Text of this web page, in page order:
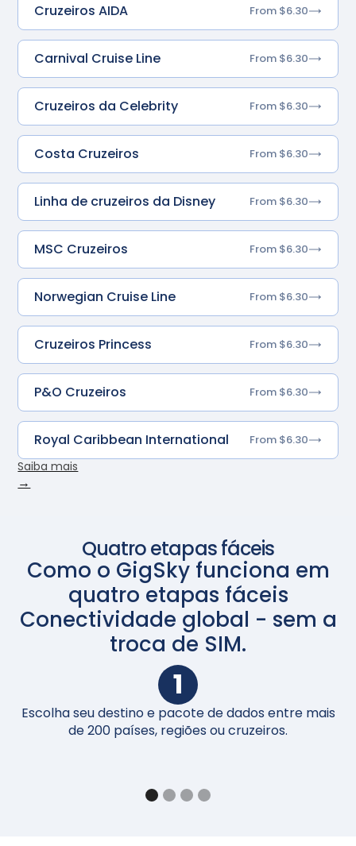
Cruzeiros AIDA
From $6.30
Carnival Cruise Line From $6.30
Cruzeiros da Celebrity From $6.30
Costa Cruzeiros From $6.30
Linha de cruzeiros da Disney From $6.30
MSC Cruzeiros From $6.30
Norwegian Cruise Line From $6.30
Cruzeiros Princess From $6.30
P&O Cruzeiros From $6.30
Royal Caribbean International From $6.30
Saiba mais
→
Quatro etapas fáceis
Como o GigSky funciona em
quatro etapas fáceis
Conectividade global - sem a
troca de SIM.
1
Escolha seu destino e pacote de dados entre mais
de 200 países, regiões ou cruzeiros.